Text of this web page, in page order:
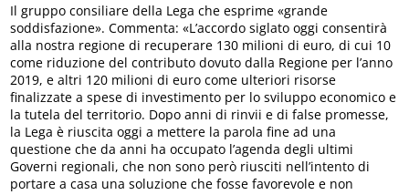
Il gruppo consiliare della Lega che esprime «grande
soddisfazione». Commenta: «L’accordo siglato oggi consentirà
alla nostra regione di recuperare 130 milioni di euro, di cui 10
come riduzione del contributo dovuto dalla Regione per l’anno
2019, e altri 120 milioni di euro come ulteriori risorse
finalizzate a spese di investimento per lo sviluppo economico e
la tutela del territorio. Dopo anni di rinvii e di false promesse,
la Lega è riuscita oggi a mettere la parola fine ad una
questione che da anni ha occupato l’agenda degli ultimi
Governi regionali, che non sono però riusciti nell’intento di
portare a casa una soluzione che fosse favorevole e non